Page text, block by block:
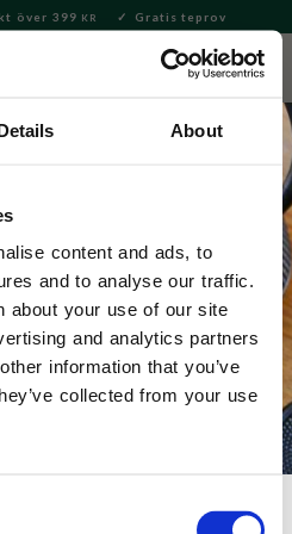
About
content and ads, to
and to analyse our traffic.
about your use of our site
and analytics partners
information that you’ve
collected from your use
över 399 KR Gratis teprov
i tepåsar i en fin
teälskaren som föredrar tepåsar!